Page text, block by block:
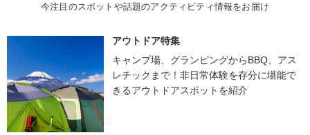
今注目のスポットや話題のアクティビティ情報をお届け
アウトドア特集
キャンプ場、グランピングからBBQ、アス
レチックまで！非日常体験を存分に堪能で
きるアウトドアスポットを紹介